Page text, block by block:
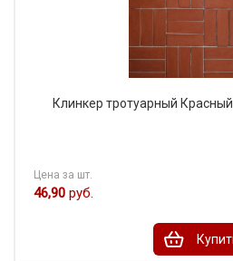
Клинкер тротуарный
Цена за шт.
46,90 руб.